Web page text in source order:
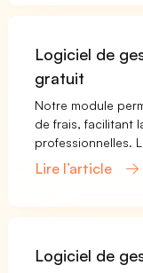
Logiciel de
gratuit
Notre module
de frais, facilitant
professionnelles.
Lire l’article
Logiciel de